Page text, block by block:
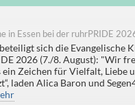
in Essen bei der ruhrPRIDE
sich die Evangelische
2026 (7./8. August): "Wir
ein Zeichen für Vielfalt, Liebe
laden Alica Baron und